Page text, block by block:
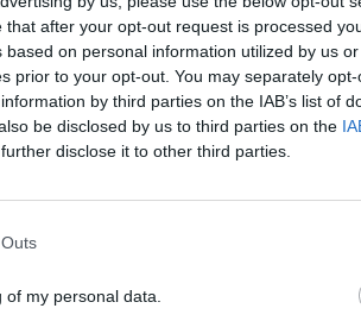
after your opt-out request is processed
on personal information utilized by us
prior to your opt-out. You may separately
by third parties on the IAB’s list of
be disclosed by us to third parties on the
disclose it to other third parties.
my personal data.
JEANNEAU BL201905 BÅTER